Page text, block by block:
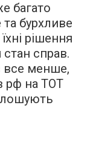
багато
бурхливе
рішення
стан справ.
все менше,
рф на ТОТ